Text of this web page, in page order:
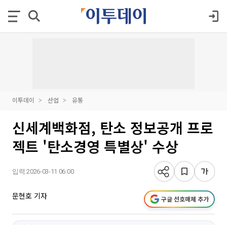
이투데이 산업 유통
신세계백화점, 탄소 정보공개 프로
젝트 '탄소경영 특별상' 수상
입력 2026-03-11 06:00
문현호 기자 구글 선호매체 추가